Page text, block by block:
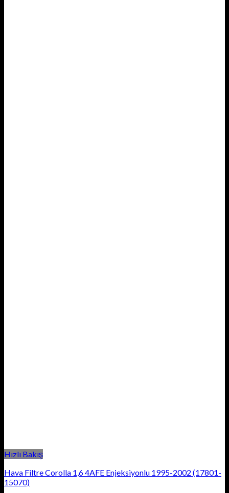
Hızlı Bakış
Hava Filtre Corolla 1,6 4AFE Enjeksiyonlu 1995-2002 (17801-
15070)